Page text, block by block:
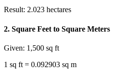
Result: 2.023 hectares
2. Square Feet to Square Meters
Given: 1,500 sq ft
1 sq ft = 0.092903 sq m